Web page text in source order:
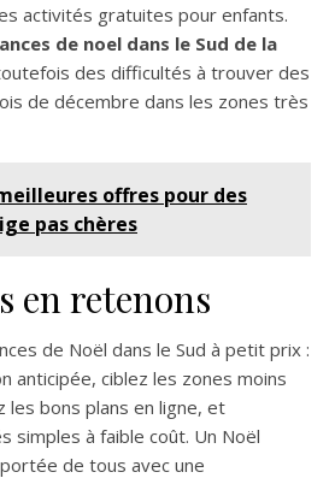
activités gratuites pour enfants.
de noel dans le Sud de la
des difficultés à trouver des
de décembre dans les zones très
offres pour des
pas chères
en retenons
de Noël dans le Sud à petit prix :
anticipée, ciblez les zones moins
bons plans en ligne, et
simples à faible coût. Un Noël
de tous avec une